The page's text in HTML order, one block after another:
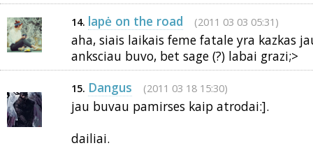
14. lapė on the road (2011 03 03 05:31)
aha, siais laikais feme fatale yra kazkas
anksciau buvo, bet sage (?) labai grazi;>
15. Dangus (2011 03 18 15:30)
jau buvau pamirses kaip atrodai:].
dailiai.